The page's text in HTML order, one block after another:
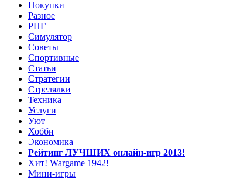
Покупки
Разное
РПГ
Симулятор
Советы
Спортивные
Статьи
Стратегии
Стрелялки
Техника
Услуги
Уют
Хобби
Экономика
Рейтинг ЛУЧШИХ онлайн-игр 2013!
Хит! Wargame 1942!
Мини-игры